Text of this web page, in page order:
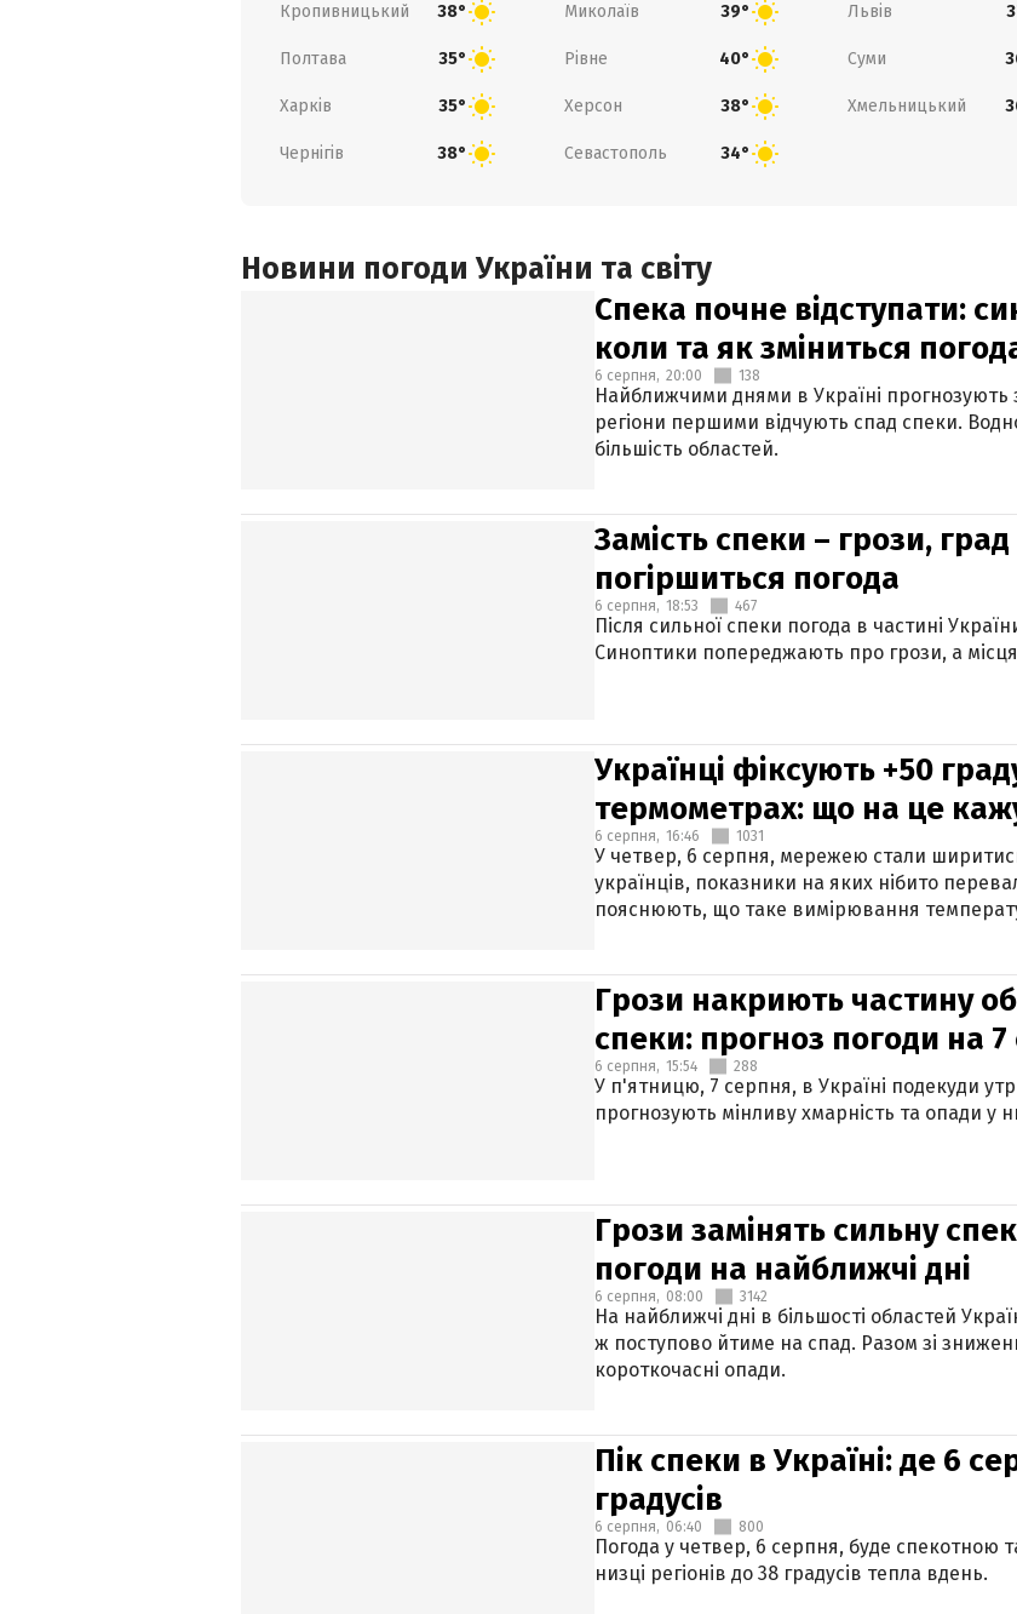
Кропивницький 38° Миколаїв 39° Львів
Полтава 35° Рівне 40° Суми
Харків 35° Херсон 38° Хмельницький
Чернігів 38° Севастополь 34°
Новини погоди України та світу
Спека почне відступати:
коли та як зміниться
6 серпня, 20:00 138
Найближчими днями в Україні прогнозують
регіони першими відчують спад спеки.
більшість областей.
Замість спеки – грози,
погіршиться погода
6 серпня, 18:53 467
Після сильної спеки погода в частині
Синоптики попереджають про грози, а
Українці фіксують +50
термометрах: що на це
6 серпня, 16:46 1031
У четвер, 6 серпня, мережею стали
українців, показники на яких нібито
пояснюють, що таке вимірювання
Грози накриють частину
спеки: прогноз погоди на
6 серпня, 15:54 288
У п'ятницю, 7 серпня, в Україні подекуди
прогнозують мінливу хмарність та опади у
Грози замінять сильну
погоди на найближчі дні
6 серпня, 08:00 3142
На найближчі дні в більшості областей
ж поступово йтиме на спад. Разом зі
короткочасні опади.
Пік спеки в Україні: де 6
градусів
6 серпня, 06:40 800
Погода у четвер, 6 серпня, буде спекотною
низці регіонів до 38 градусів тепла вдень.